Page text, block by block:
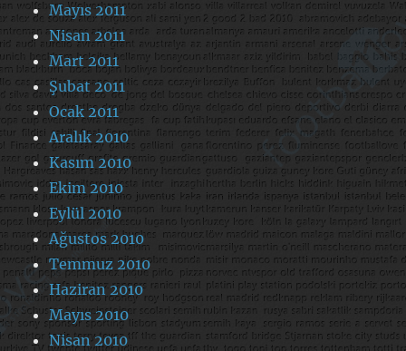
Mayıs 2011
Nisan 2011
Mart 2011
Şubat 2011
Ocak 2011
Aralık 2010
Kasım 2010
Ekim 2010
Eylül 2010
Ağustos 2010
Temmuz 2010
Haziran 2010
Mayıs 2010
Nisan 2010